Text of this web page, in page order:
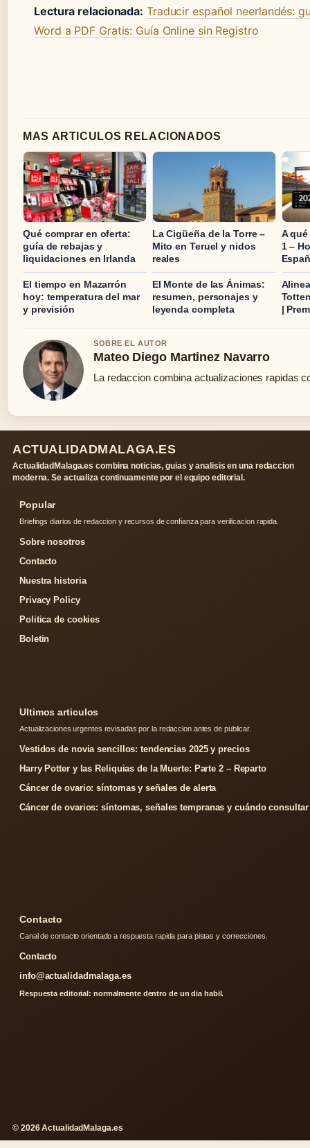
Lectura relacionada: Traducir español neerlandés:
Word a PDF Gratis: Guía Online sin Registro
MAS ARTICULOS RELACIONADOS
Qué comprar en oferta:
guía de rebajas y
liquidaciones en Irlanda
La Cigüeña de la Torre –
Mito en Teruel y nidos
reales
A
1 –
El tiempo en Mazarrón
hoy: temperatura del mar
y previsión
El Monte de las Ánimas:
resumen, personajes y
leyenda completa
|
SOBRE EL AUTOR
Mateo Diego Martinez Navarro
La redaccion combina actualizaciones rapidas
ACTUALIDADMALAGA.ES
ActualidadMalaga.es combina noticias, guias y analisis en una redaccion
moderna. Se actualiza continuamente por el equipo editorial.
Popular
Briefings diarios de redaccion y recursos de confianza para verificacion rapida.
Sobre nosotros
Contacto
Nuestra historia
Privacy Policy
Politica de cookies
Boletin
Ultimos articulos
Actualizaciones urgentes revisadas por la redaccion antes de publicar.
Vestidos de novia sencillos: tendencias 2025 y precios
Harry Potter y las Reliquias de la Muerte: Parte 2 – Reparto
Cáncer de ovario: síntomas y señales de alerta
Cáncer de ovarios: síntomas, señales tempranas y cuándo consultar
Contacto
Canal de contacto orientado a respuesta rapida para pistas y correcciones.
Contacto
info@actualidadmalaga.es
Respuesta editorial: normalmente dentro de un dia habil.
© 2026 ActualidadMalaga.es